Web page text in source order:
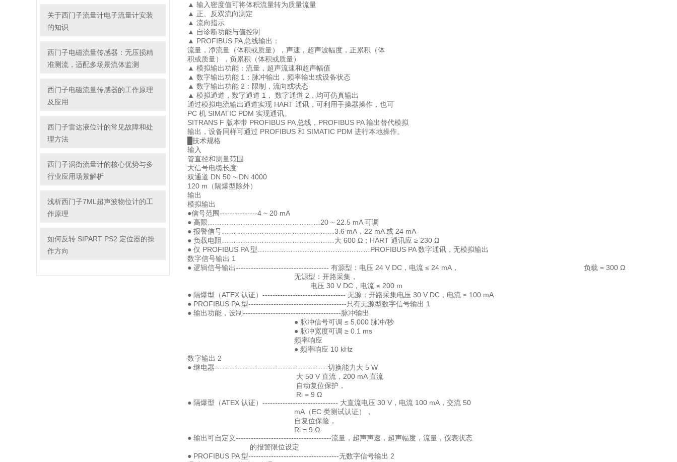
关于西门子流量计电子流量计安装
的知识
西门子电磁流量传感器：无压损精
准测流，适配多场景流体监测
西门子电磁流量传感器的工作原理
及应用
西门子雷达液位计的常见故障和处
理方法
西门子涡街流量计的核心优势与多
行业应用场景解析
浅析西门子7ML超声波物位计的工
作原理
如何反转 SIPART PS2 定位器的操
作方向
▲ 输入密度值可将体积流量转为质量流量
▲ 正、反双流向测定
▲ 流向指示
▲ 自诊断功能与值控制
▲ PROFIBUS PA 总线输出：
流量，净流量（体积或质量），声速，超声波幅度，正累积（体
积或质量），负累积（体积或质量）
▲ 模拟输出功能：流量，超声流速和超声幅值
▲ 数字输出功能 1：脉冲输出，频率输出或设备状态
▲ 数字输出功能 2：限制，流向或状态
▲ 模拟通道，数字通道 1， 数字通道 2，均可仿真输出
通过模拟电流输出通道实现 HART 通讯，可利用手操器操作，也可
PC 机 SIMATIC PDM 实现通讯。
SITRANS F 版本带 PROFIBUS PA 总线，PROFIBUS PA 输出替代模拟
输出，设备同样可通过 PROFIBUS 和 SIMATIC PDM 进行本地操作。
█技术规格
输入
管直径和测量范围
大信号电缆长度
双通道 DN 50 ~ DN 4000
120 m（隔爆型除外）
输出
模拟输出
●信号范围---------------4 ~ 20 mA
● 高限…………………………………………20 ~ 22.5 mA 可调
● 报警信号…………………………………………3.6 mA，22 mA 或 24 mA
● 负载电阻…………………………………………大 600 Ω；HART 通讯应 ≥ 230 Ω
● 仅 PROFIBUS PA 型…………………………………………PROFIBUS PA 数字通讯，无模拟输出
数字信号输出 1
● 逻辑信号输出------------------------------------- 有源型：电压 24 V DC，电流 ≤ 24 mA， 负载 = 300 Ω
无源型：开路采集，
电压 30 V DC，电流 ≤ 200 m
● 隔爆型（ATEX 认证）--------------------------------- 无源：开路采集电压 30 V DC，电流 ≤ 100 mA
● PROFIBUS PA 型---------------------------------------只有无源型数字信号输出 1
● 输出功能，设制---------------------------------------脉冲输出
● 脉冲信号可调 ≤ 5,000 脉冲/秒
● 脉冲宽度可调 ≥ 0.1 ms
频率响应
● 频率响应 10 kHz
数字输出 2
● 继电器---------------------------------------------切换能力大 5 W
大 50 V 直流，200 mA 直流
自动复位保护，
Ri = 9 Ω
● 隔爆型（ATEX 认证）------------------------------ 大直流电压 30 V，电流 100 mA，交流 50
mA（EC 类测试认证），
自复位保险，
Ri = 9 Ω
● 输出可自定义--------------------------------------流量，超声声速，超声幅度，流量，仪表状态
的报警限位设定
● PROFIBUS PA 型------------------------------------无数字信号输出 2